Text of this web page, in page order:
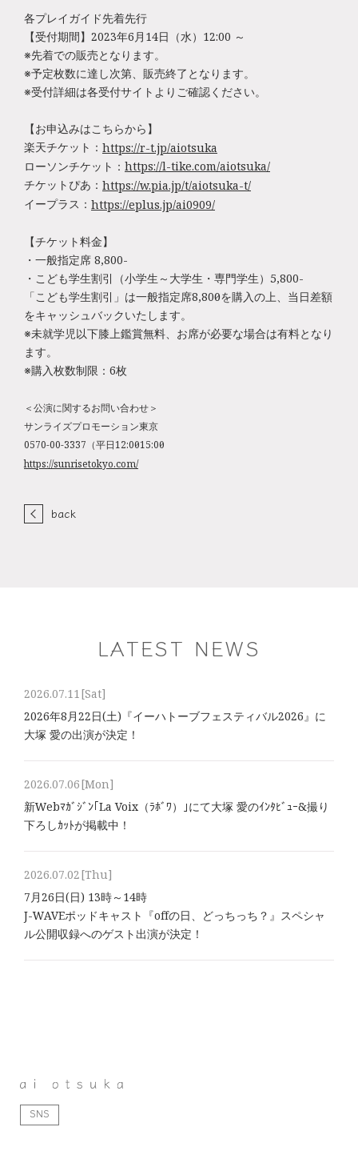
各プレイガイド先着先行
【受付期間】2023年6月14日（水）12:00 ～
※先着での販売となります。
※予定枚数に達し次第、販売終了となります。
※受付詳細は各受付サイトよりご確認ください。
【お申込みはこちらから】
楽天チケット： https://r-t.jp/aiotsuka
ローソンチケット： https://l-tike.com/aiotsuka/
チケットぴあ： https://w.pia.jp/t/aiotsuka-t/
イープラス： https://eplus.jp/ai0909/
【チケット料金】
・一般指定席 8,800-
・こども学生割引（小学生～大学生・専門学生）5,800-
「こども学生割引」は一般指定席8,800円を購入の上、当日差額
をキャッシュバックいたします。
※未就学児以下膝上鑑賞無料、お席が必要な場合は有料となり
ます。
※購入枚数制限：6枚
＜公演に関するお問い合わせ＞
サンライズプロモーション東京
0570-00-3337（平日12:00～15:00）
https://sunrisetokyo.com/
back
LATEST NEWS
2026.07.11[Sat]
2026年8⽉22⽇(土)『イーハトーブフェスティバル2026』に
大塚 愛の出演が決定！
2026.07.06[Mon]
新Webﾏｶﾞｼﾞﾝ｢La Voix（ﾗﾎﾞﾜ）｣にて大塚 愛のｲﾝﾀﾋﾞｭｰ&撮り
下ろしｶｯﾄが掲載中！
2026.07.02[Thu]
7月26日(日) 13時～14時
J-WAVEポッドキャスト『offの日、どっちっち？』スペシャ
ル公開収録へのゲスト出演が決定！
SNS